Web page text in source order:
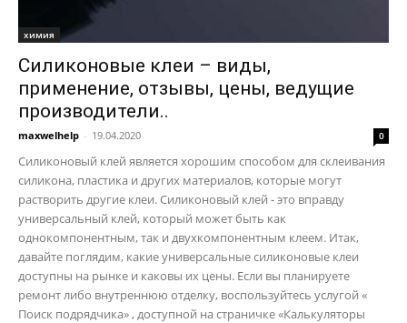
химия
Силиконовые клеи – виды,
применение, отзывы, цены, ведущие
производители..
maxwelhelp - 19.04.2020 0
Силиконовый клей является хорошим способом для склеивания
силикона, пластика и других материалов, которые могут
растворить другие клеи. Силиконовый клей - это вправду
универсальный клей, который может быть как
однокомпонентным, так и двухкомпонентным клеем. Итак,
давайте поглядим, какие универсальные силиконовые клеи
доступны на рынке и каковы их цены. Если вы планируете
ремонт либо внутреннюю отделку, воспользуйтесь услугой «
Поиск подрядчика» , доступной на страничке «Калькуляторы